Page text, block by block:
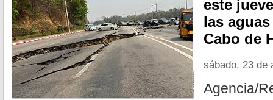
este
las
Cabo de
sábado, 23 de
Agencia/